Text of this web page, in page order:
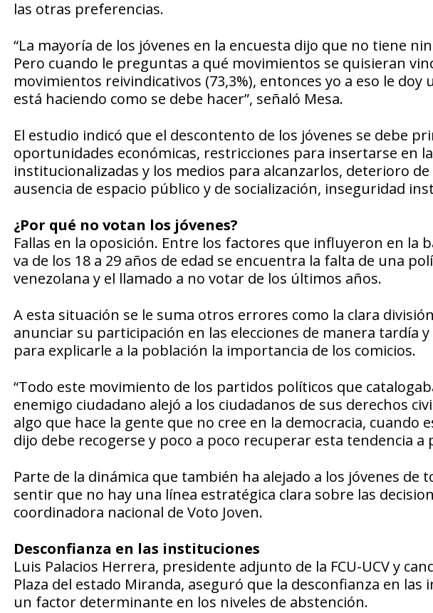
las otras preferencias.
“La mayoría de los jóvenes en la encuesta dijo que no tiene
Pero cuando le preguntas a qué movimientos se quisieran
movimientos reivindicativos (73,3%), entonces yo a eso le doy
está haciendo como se debe hacer”, señaló Mesa.
El estudio indicó que el descontento de los jóvenes se debe
oportunidades económicas, restricciones para insertarse en
institucionalizadas y los medios para alcanzarlos, deterioro
ausencia de espacio público y de socialización, inseguridad
¿Por qué no votan los jóvenes?
Fallas en la oposición. Entre los factores que influyeron en la
va de los 18 a 29 años de edad se encuentra la falta de una
venezolana y el llamado a no votar de los últimos años.
A esta situación se le suma otros errores como la clara
anunciar su participación en las elecciones de manera tardía
para explicarle a la población la importancia de los comicios.
“Todo este movimiento de los partidos políticos que
enemigo ciudadano alejó a los ciudadanos de sus derechos
algo que hace la gente que no cree en la democracia, cuando
dijo debe recogerse y poco a poco recuperar esta tendencia a
Parte de la dinámica que también ha alejado a los jóvenes de
sentir que no hay una línea estratégica clara sobre las
coordinadora nacional de Voto Joven.
Desconfianza en las instituciones
Luis Palacios Herrera, presidente adjunto de la FCU-UCV y
Plaza del estado Miranda, aseguró que la desconfianza en
un factor determinante en los niveles de abstención.